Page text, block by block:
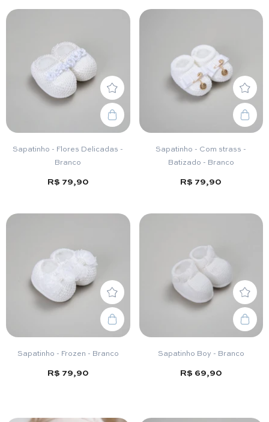
Sapatinho - Flores Delicadas -
Branco
R$ 79,90
Sapatinho - Com strass -
Batizado - Branco
R$ 79,90
Sapatinho - Frozen - Branco
R$ 79,90
Sapatinho Boy - Branco
R$ 69,90